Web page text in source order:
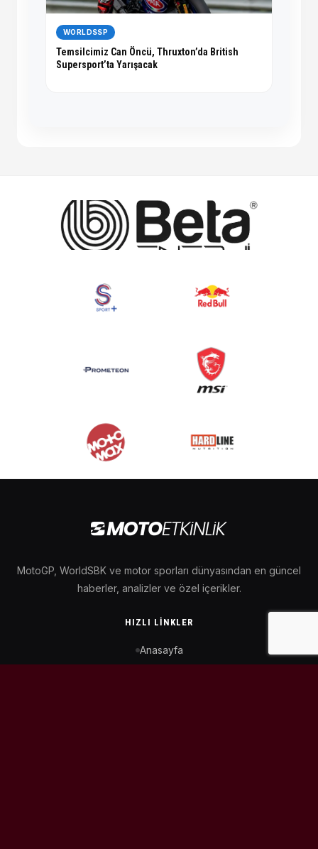
WORLDSSP
Temsilcimiz Can Öncü, Thruxton’da British
Supersport’ta Yarışacak
MotoGP, WorldSBK ve motor sporları dünyasından en güncel
haberler, analizler ve özel içerikler.
HIZLI LINKLER
Anasayfa